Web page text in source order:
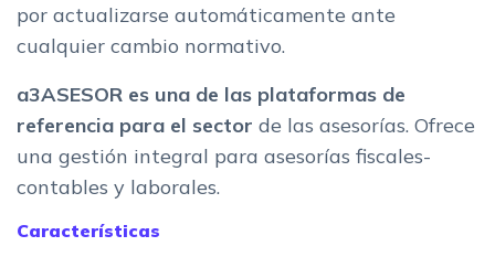
por actualizarse automáticamente ante
cualquier cambio normativo.
a3ASESOR es una de las plataformas de
referencia para el sector de las asesorías. Ofrece
una gestión integral para asesorías fiscales-
contables y laborales.
Características